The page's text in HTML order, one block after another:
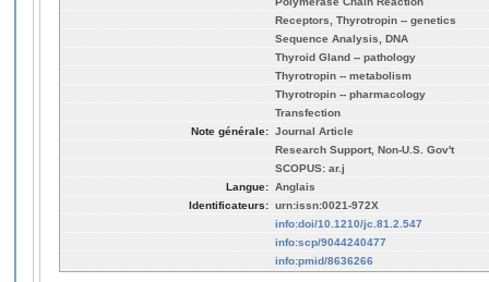
Receptors, Thyrotropin -- genetics
Sequence Analysis, DNA
Thyroid Gland -- pathology
Thyrotropin -- metabolism
Thyrotropin -- pharmacology
Transfection
Note générale: Journal Article
Research Support, Non-U.S. Gov't
SCOPUS: ar.j
Langue: Anglais
Identificateurs: urn:issn:0021-972X
info:doi/10.1210/jc.81.2.547
info:scp/9044240477
info:pmid/8636266